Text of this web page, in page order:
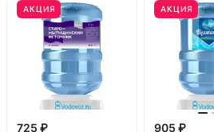
АКЦИЯ
725 ₽
АКЦИЯ
905 ₽